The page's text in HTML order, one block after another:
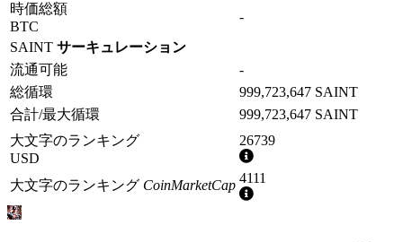
時価総額
BTC
-
SAINT サーキュレーション
流通可能
-
総循環
999,723,647 SAINT
合計/最大循環
999,723,647 SAINT
大文字のランキング
USD
26739
詳
細
情
大文字のランキング CoinMarketCap 4111
詳